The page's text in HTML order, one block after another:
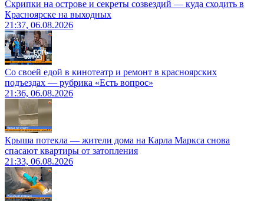
Скрипки на острове и секреты созвездий — куда сходить в
Красноярске на выходных
21:37, 06.08.2026
Со своей едой в кинотеатр и ремонт в красноярских
подъездах — рубрика «Есть вопрос»
21:36, 06.08.2026
Крыша потекла — жители дома на Карла Маркса снова
спасают квартиры от затопления
21:33, 06.08.2026